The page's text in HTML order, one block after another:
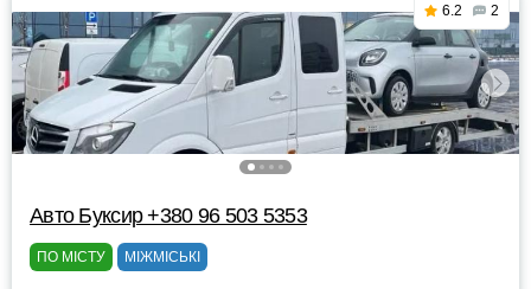
6.2 2
Авто Буксир +380 96 503 5353
ПО МІСТУ МІЖМІСЬКІ